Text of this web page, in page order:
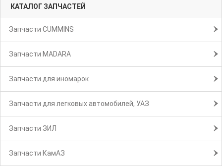
КАТАЛОГ ЗАПЧАСТЕЙ
Запчасти CUMMINS
Запчасти MADARA
Запчасти для иномарок
Запчасти для легковых автомобилей, УАЗ
Запчасти ЗИЛ
Запчасти КамАЗ